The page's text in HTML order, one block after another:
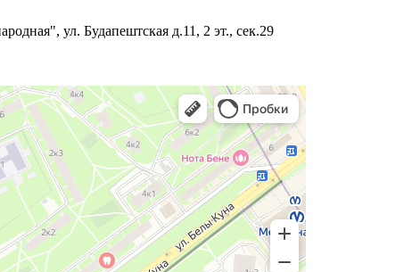
ул. Будапештская д.11, 2 эт., сек.29